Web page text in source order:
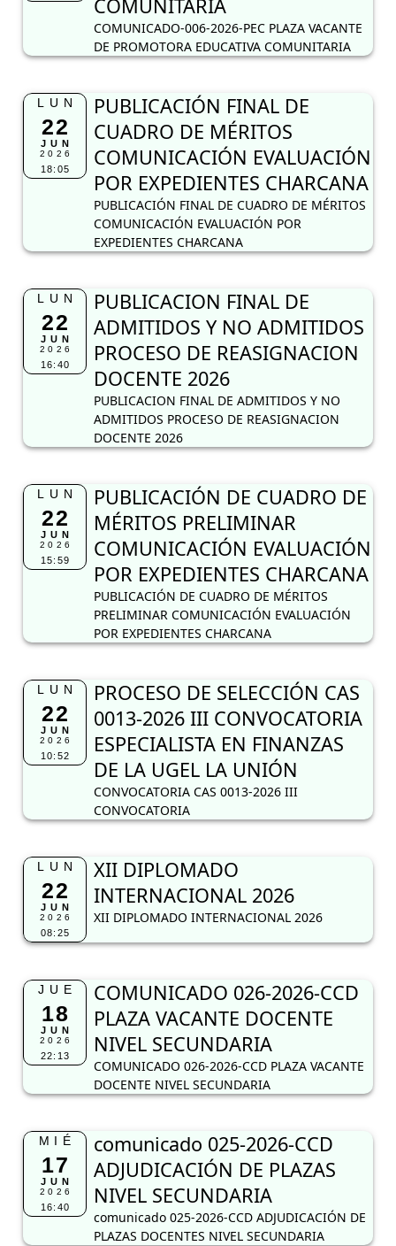
COMUNITARIA
COMUNICADO-006-2026-PEC PLAZA VACANTE
DE PROMOTORA EDUCATIVA COMUNITARIA
LUN
22
JUN
2026
18:05
PUBLICACIÓN FINAL DE
CUADRO DE MÉRITOS
COMUNICACIÓN EVALUACIÓN
POR EXPEDIENTES CHARCANA
PUBLICACIÓN FINAL DE CUADRO DE MÉRITOS
COMUNICACIÓN EVALUACIÓN POR
EXPEDIENTES CHARCANA
LUN
22
JUN
2026
16:40
PUBLICACION FINAL DE
ADMITIDOS Y NO ADMITIDOS
PROCESO DE REASIGNACION
DOCENTE 2026
PUBLICACION FINAL DE ADMITIDOS Y NO
ADMITIDOS PROCESO DE REASIGNACION
DOCENTE 2026
LUN
22
JUN
2026
15:59
PUBLICACIÓN DE CUADRO DE
MÉRITOS PRELIMINAR
COMUNICACIÓN EVALUACIÓN
POR EXPEDIENTES CHARCANA
PUBLICACIÓN DE CUADRO DE MÉRITOS
PRELIMINAR COMUNICACIÓN EVALUACIÓN
POR EXPEDIENTES CHARCANA
LUN
22
JUN
2026
10:52
PROCESO DE SELECCIÓN CAS
0013-2026 III CONVOCATORIA
ESPECIALISTA EN FINANZAS
DE LA UGEL LA UNIÓN
CONVOCATORIA CAS 0013-2026 III
CONVOCATORIA
LUN
22
JUN
2026
08:25
XII DIPLOMADO
INTERNACIONAL 2026
XII DIPLOMADO INTERNACIONAL 2026
JUE
18
JUN
2026
22:13
COMUNICADO 026-2026-CCD
PLAZA VACANTE DOCENTE
NIVEL SECUNDARIA
COMUNICADO 026-2026-CCD PLAZA VACANTE
DOCENTE NIVEL SECUNDARIA
MIÉ
17
JUN
2026
16:40
comunicado 025-2026-CCD
ADJUDICACIÓN DE PLAZAS
NIVEL SECUNDARIA
comunicado 025-2026-CCD ADJUDICACIÓN DE
PLAZAS DOCENTES NIVEL SECUNDARIA